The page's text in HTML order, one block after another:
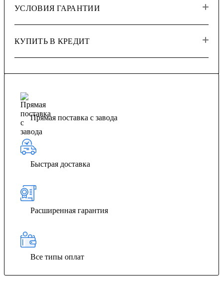
УСЛОВИЯ ГАРАНТИИ
КУПИТЬ В КРЕДИТ
Прямая поставка с завода
Быстрая доставка
Расширенная гарантия
Все типы оплат